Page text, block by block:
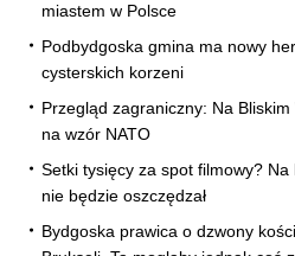
miastem w Polsce
Podbydgoska gmina ma nowy
cysterskich korzeni
Przegląd zagraniczny: Na
na wzór NATO
Setki tysięcy za spot filmowy? Na
nie będzie oszczędzał
Bydgoska prawica o dzwony